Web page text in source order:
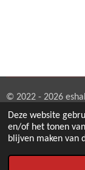
Deze website
en/of het tonen
blijven maken van
© 2022 - 2026
Powered byJouwWeb